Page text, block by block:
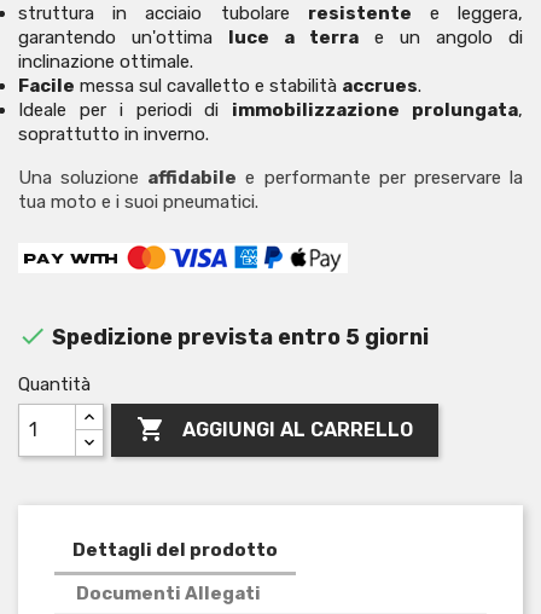
struttura in acciaio tubolare resistente e leggera,
garantendo un'ottima luce a terra e un angolo di
inclinazione ottimale.
Facile messa sul cavalletto e stabilità accrues.
Ideale per i periodi di immobilizzazione prolungata,
soprattutto in inverno.
Una soluzione affidabile e performante per preservare la
tua moto e i suoi pneumatici.
 Spedizione prevista entro 5 giorni
Quantità
 AGGIUNGI AL CARRELLO
Dettagli del prodotto
Documenti Allegati